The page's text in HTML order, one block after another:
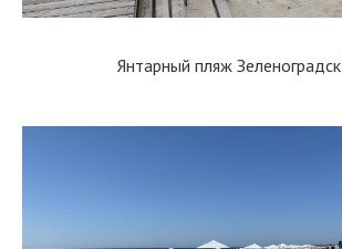
Янтарный пляж Зеленоградск